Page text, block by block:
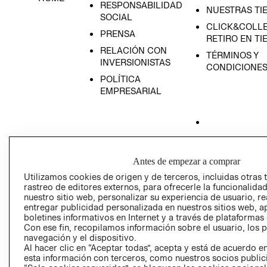
RESPONSABILIDAD
SOCIAL
PRENSA
RELACIÓN CON
INVERSIONISTAS
POLÍTICA
EMPRESARIAL
NUESTRAS
RETIRO EN
TÉRMINOS Y
CONDICIONES
PRIVACIDAD
GIFT CARD
AVISO DE
Antes de empezar a comprar
Utilizamos cookies de origen y de terceros, incluidas otras
rastreo de editores externos, para ofrecerle la
nuestro sitio web, personalizar su experiencia de usuario,
entregar publicidad personalizada en nuestros sitios web,
boletines informativos en Internet y a través de plataformas
Con ese fin, recopilamos información sobre el usuario, los
navegación y el dispositivo.
Al hacer clic en “Aceptar todas”, acepta y está de acuerdo
esta información con terceros, como nuestros socios